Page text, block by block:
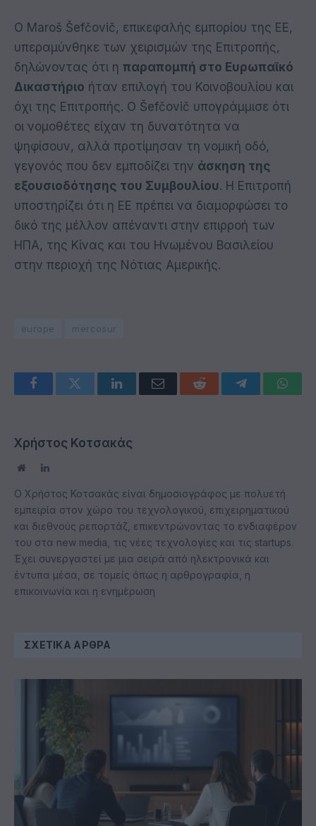
Ο Maroš Šefčovič, επικεφαλής εμπορίου της ΕΕ,
υπεραμύνθηκε των χειρισμών της Επιτροπής,
δηλώνοντας ότι η παραπομπή στο Ευρωπαϊκό
Δικαστήριο ήταν επιλογή του Κοινοβουλίου και
όχι της Επιτροπής. Ο Šefčovič υπογράμμισε ότι
οι νομοθέτες είχαν τη δυνατότητα να
ψηφίσουν, αλλά προτίμησαν τη νομική οδό,
γεγονός που δεν εμποδίζει την άσκηση της
εξουσιοδότησης του Συμβουλίου. Η Επιτροπή
υποστηρίζει ότι η ΕΕ πρέπει να διαμορφώσει το
δικό της μέλλον απέναντι στην επιρροή των
ΗΠΑ, της Κίνας και του Ηνωμένου Βασιλείου
στην περιοχή της Νότιας Αμερικής.
europe mercosur
FacebookTwitter LinkedInEmail Reddit Telegram
Χρήστος Κοτσακάς
WebsiteLinkedIn
Ο Χρήστος Κοτσακάς είναι δημοσιογράφος με πολυετή
εμπειρία στον χώρο του τεχνολογικού, επιχειρηματικού
και διεθνούς ρεπορτάζ, επικεντρώνοντας το ενδιαφέρον
του στα new media, τις νέες τεχνολογίες και τις startups.
Έχει συνεργαστεί με μια σειρά από ηλεκτρονικά και
έντυπα μέσα, σε τομείς όπως η αρθρογραφία, η
επικοινωνία και η ενημέρωση
ΣΧΕΤΙΚΆ ΆΡΘΡΑ